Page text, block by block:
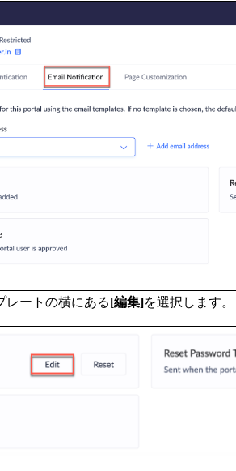
レートの横にある[編集]を選択します。